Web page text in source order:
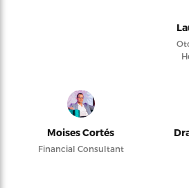
Moises Cortés
Financial Consultant